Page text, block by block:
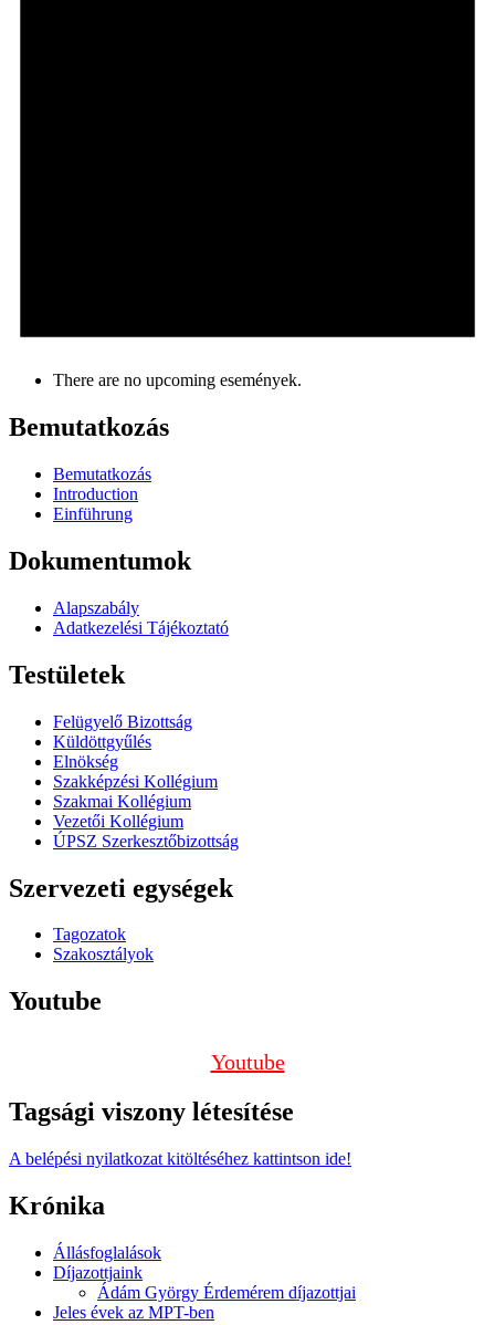
There are no upcoming események.
Bemutatkozás
Bemutatkozás
Introduction
Einführung
Dokumentumok
Alapszabály
Adatkezelési Tájékoztató
Testületek
Felügyelő Bizottság
Küldöttgyűlés
Elnökség
Szakképzési Kollégium
Szakmai Kollégium
Vezetői Kollégium
ÚPSZ Szerkesztőbizottság
Szervezeti egységek
Tagozatok
Szakosztályok
Youtube
Youtube
Tagsági viszony létesítése
A belépési nyilatkozat kitöltéséhez kattintson ide!
Krónika
Állásfoglalások
Díjazottjaink
Ádám György Érdemérem díjazottjai
Jeles évek az MPT-ben